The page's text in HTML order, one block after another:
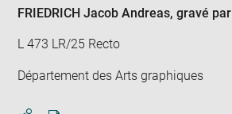
FRIEDRICH Jacob Andreas, gravé par
L 473 LR/25 Recto
Département des Arts graphiques